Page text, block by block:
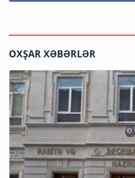
OXŞAR XƏBƏRLƏR